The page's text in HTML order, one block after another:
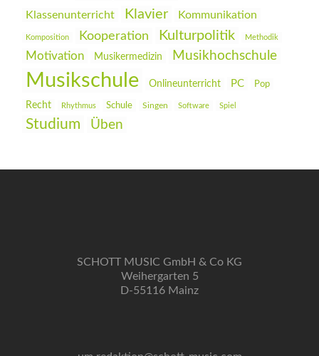
Klassenunterricht Klavier Kommunikation
Komposition Kooperation Kulturpolitik Methodik
Motivation Musikermedizin Musikhochschule
Musikschule Onlineunterricht PC Pop
Recht Rhythmus Schule Singen Software Spiel
Studium Üben
SCHOTT MUSIC GmbH & Co KG
Weihergarten 5
D-55116 Mainz